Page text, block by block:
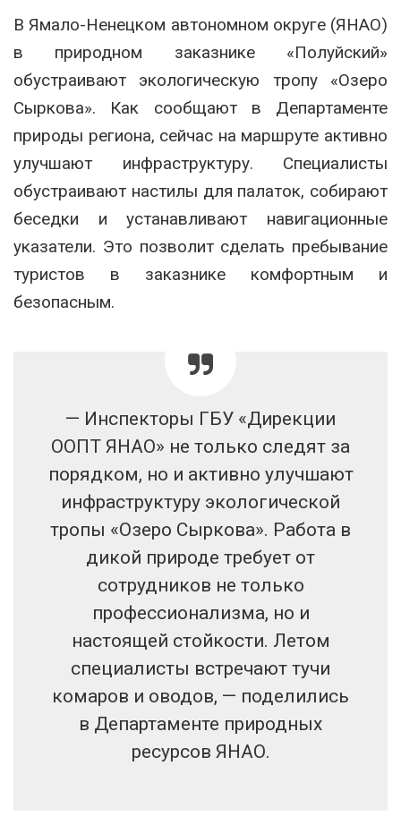
В Ямало-Ненецком автономном округе (ЯНАО)
в природном заказнике «Полуйский»
обустраивают экологическую тропу «Озеро
Сыркова». Как сообщают в Департаменте
природы региона, сейчас на маршруте активно
улучшают инфраструктуру. Специалисты
обустраивают настилы для палаток, собирают
беседки и устанавливают навигационные
указатели. Это позволит сделать пребывание
туристов в заказнике комфортным и
безопасным.
— Инспекторы ГБУ «Дирекции
ООПТ ЯНАО» не только следят за
порядком, но и активно улучшают
инфраструктуру экологической
тропы «Озеро Сыркова». Работа в
дикой природе требует от
сотрудников не только
профессионализма, но и
настоящей стойкости. Летом
специалисты встречают тучи
комаров и оводов, — поделились
в Департаменте природных
ресурсов ЯНАО.